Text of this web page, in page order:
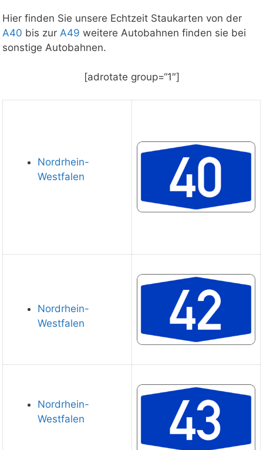
Hier finden Sie unsere Echtzeit Staukarten von der
A40 bis zur A49 weitere Autobahnen finden sie bei
sonstige Autobahnen.
[adrotate group=“1″]
Nordrhein-
Westfalen
Nordrhein-
Westfalen
Nordrhein-
Westfalen